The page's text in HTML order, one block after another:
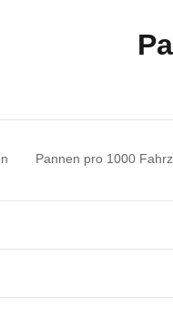
Pannen pro 1000